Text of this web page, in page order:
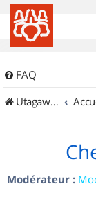
FAQ
UtagawaVTT (Randos VTT et VTTAE avec traces GPS)
Modérateur :